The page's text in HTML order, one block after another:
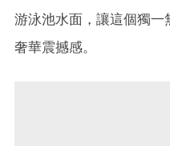
游泳池水面，讓這個獨
奢華震撼感。